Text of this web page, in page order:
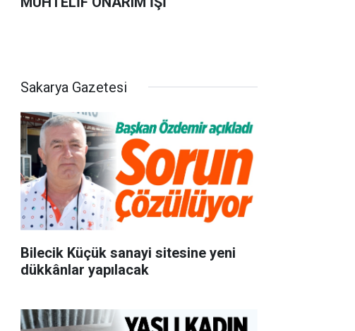
Sakarya Gazetesi
Bilecik Küçük sanayi sitesine yeni
dükkânlar yapılacak